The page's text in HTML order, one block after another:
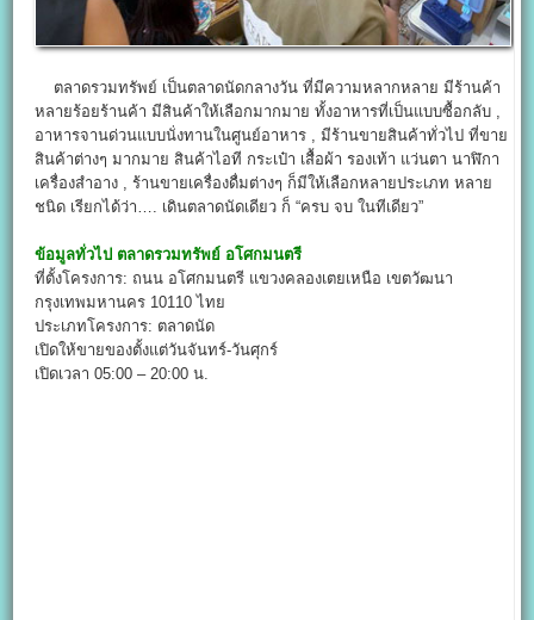
ตลาดรวมทรัพย์ เป็นตลาดนัดกลางวัน ที่มีความหลากหลาย มีร้านค้า
หลายร้อยร้านค้า มีสินค้าให้เลือกมากมาย ทั้งอาหารที่เป็นแบบซื้อกลับ ,
อาหารจานด่วนแบบนั่งทานในศูนย์อาหาร , มีร้านขายสินค้าทั่วไป ที่ขาย
สินค้าต่างๆ มากมาย สินค้าไอที กระเป๋า เสื้อผ้า รองเท้า แว่นตา นาฬิกา
เครื่องสำอาง , ร้านขายเครื่องดื่มต่างๆ ก็มีให้เลือกหลายประเภท หลาย
ชนิด เรียกได้ว่า…. เดินตลาดนัดเดียว ก็ “ครบ จบ ในทีเดียว”
ข้อมูลทั่วไป ตลาดรวมทรัพย์ อโศกมนตรี
ที่ตั้งโครงการ: ถนน อโศกมนตรี แขวงคลองเตยเหนือ เขตวัฒนา
กรุงเทพมหานคร 10110 ไทย
ประเภทโครงการ: ตลาดนัด
เปิดให้ขายของตั้งแต่วันจันทร์-วันศุกร์
เปิดเวลา 05:00 – 20:00 น.